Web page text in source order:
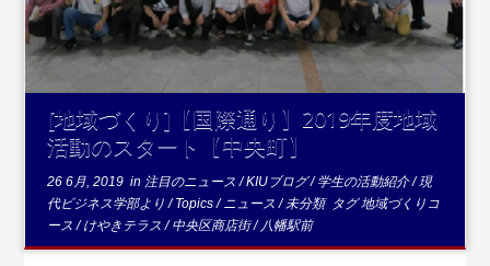
[地域づくり]【国際通り】2019年度地域
活動のスタート【中央町】
26 6月, 2019 in 注目のニュース/KIUブログ/学生の活動紹介/現
代ビジネス学部より/Topics/ニュース/未分類 タグ地域づくりコ
ース/けやきテラス/中央区商店街/八幡駅前